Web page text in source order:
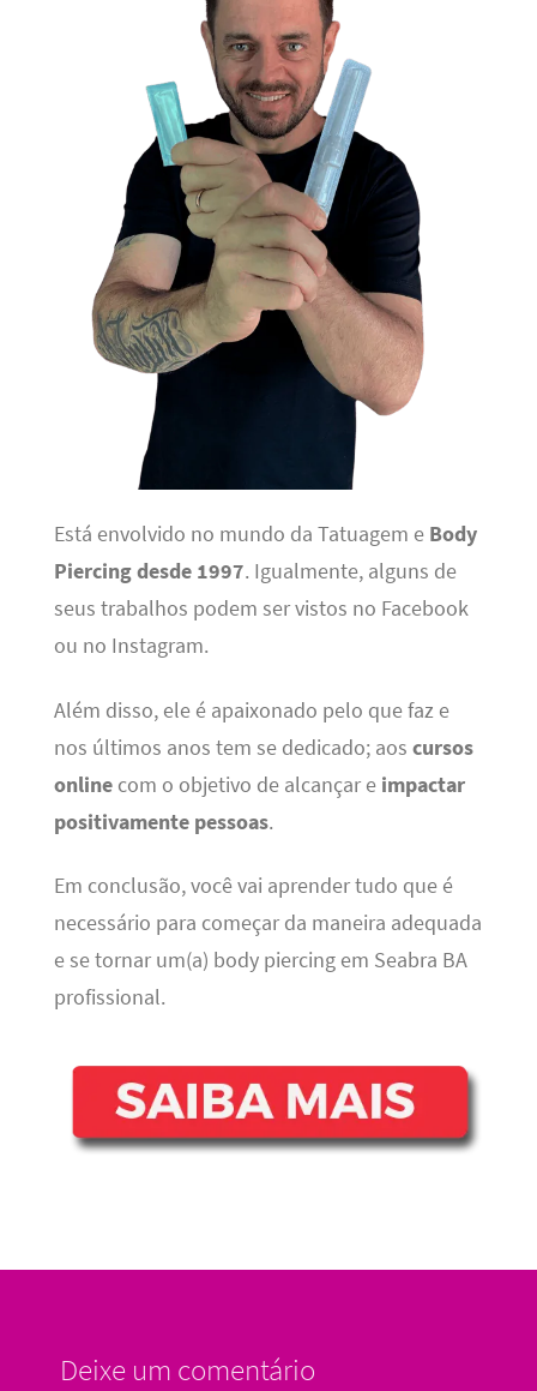
Está envolvido no mundo da Tatuagem e Body
Piercing desde 1997. Igualmente, alguns de
seus trabalhos podem ser vistos no Facebook
ou no Instagram.
Além disso, ele é apaixonado pelo que faz e
nos últimos anos tem se dedicado; aos cursos
onlinecom o objetivo de alcançar e impactar
positivamente pessoas.
Em conclusão, você vai aprender tudo que é
necessário para começar da maneira adequada
e se tornar um(a) body piercing em Seabra BA
profissional.
Deixe um comentário